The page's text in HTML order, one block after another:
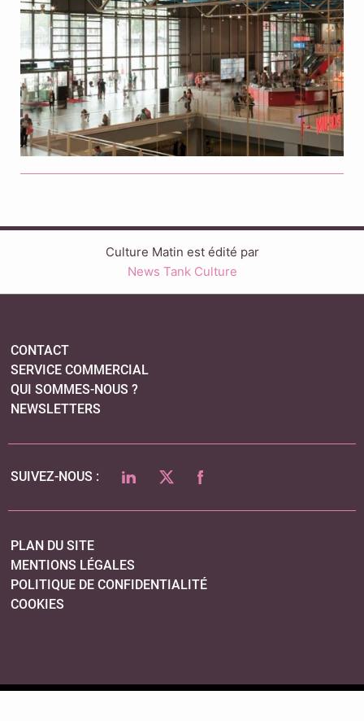
Culture Matin est édité par
News Tank Culture
CONTACT
SERVICE COMMERCIAL
QUI SOMMES-NOUS ?
NEWSLETTERS
SUIVEZ-NOUS : LINKEDINTWITTERFACEBOOK
PLAN DU SITE
MENTIONS LÉGALES
POLITIQUE DE CONFIDENTIALITÉ
COOKIES